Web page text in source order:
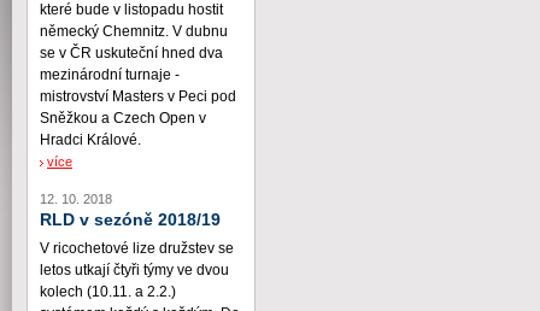
které bude v listopadu hostit
německý Chemnitz. V dubnu
se v ČR uskuteční hned dva
mezinárodní turnaje -
mistrovství Masters v Peci pod
Sněžkou a Czech Open v
Hradci Králové.
více
12. 10. 2018
RLD v sezóně 2018/19
V ricochetové lize družstev se
letos utkají čtyři týmy ve dvou
kolech (10.11. a 2.2.)